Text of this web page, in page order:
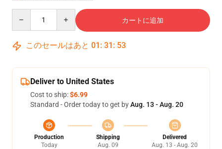
カートに追加
このセールはあと 01 : 31 : 53
Deliver to United States
Cost to ship:$6.99
Standard - Order today to get byAug. 13 - Aug. 20
Production
Today
Shipping
Aug. 09
Delivered
Aug. 13 - Aug. 20